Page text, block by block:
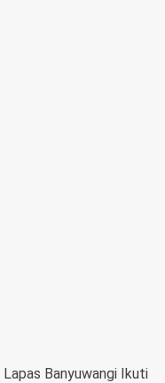
Lapas Banyuwangi Ikuti